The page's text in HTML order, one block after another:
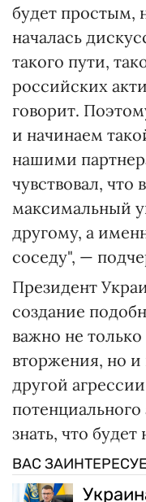
будет простым,
началась
такого пути,
российских
говорит.
и начинаем
нашими
чувствовал, что
максимальный
другому, а
соседу", —
Президент
создание
важно не
вторжения, но
другой
знать, что будет
ВАС